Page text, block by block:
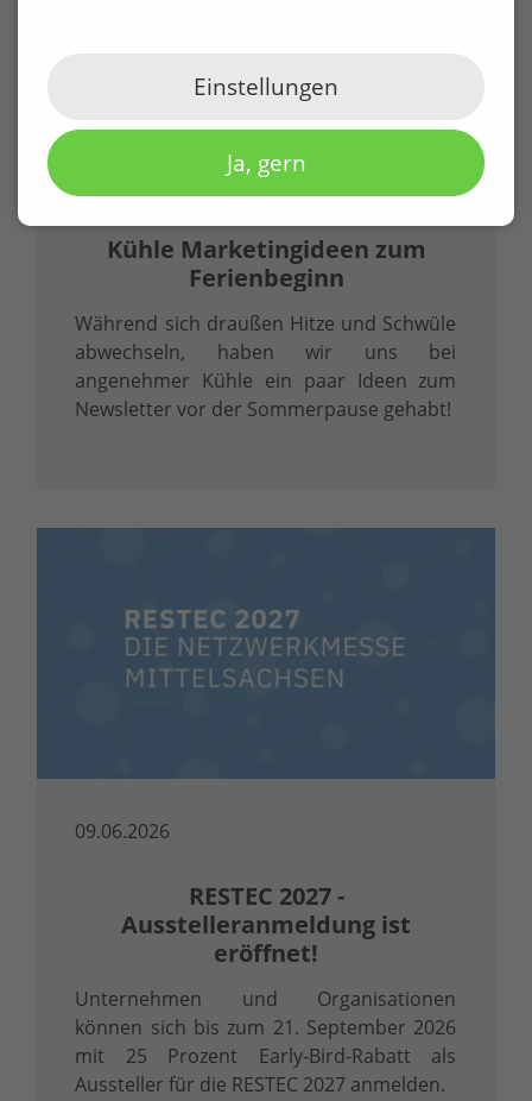
Kühle Marketingideen zum
Ferienbeginn
Während sich draußen Hitze und Schwüle
abwechseln, haben wir uns bei
angenehmer Kühle ein paar Ideen zum
Newsletter vor der Sommerpause gehabt!
09.06.2026
RESTEC 2027 -
Ausstelleranmeldung ist
eröffnet!
Unternehmen und Organisationen
können sich bis zum 21. September 2026
mit 25 Prozent Early-Bird-Rabatt als
Aussteller für die RESTEC 2027 anmelden.
Einstellungen
Ja, gern